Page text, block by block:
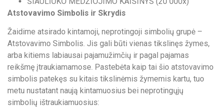
Atstovavimo Simbolis ir Skrydis
Žaidime atsirado kintamoji, neprotingoji simbolių grupė –
Atstovavimo Simbolis. Jis gali būti vienas tikslinęs žymes,
arba kitiems labiausai pajamužimčių ir pagal pajamas
reikšmę įtraukiamamose. Pastebėta kaip tai šio atstovavimo
simbolis patekęs su kitais tikslinėmis žymemis kartu, tuo
metu nustatant naują kintamuosius bei neprotingųjų
simbolių ištraukiamuosius: